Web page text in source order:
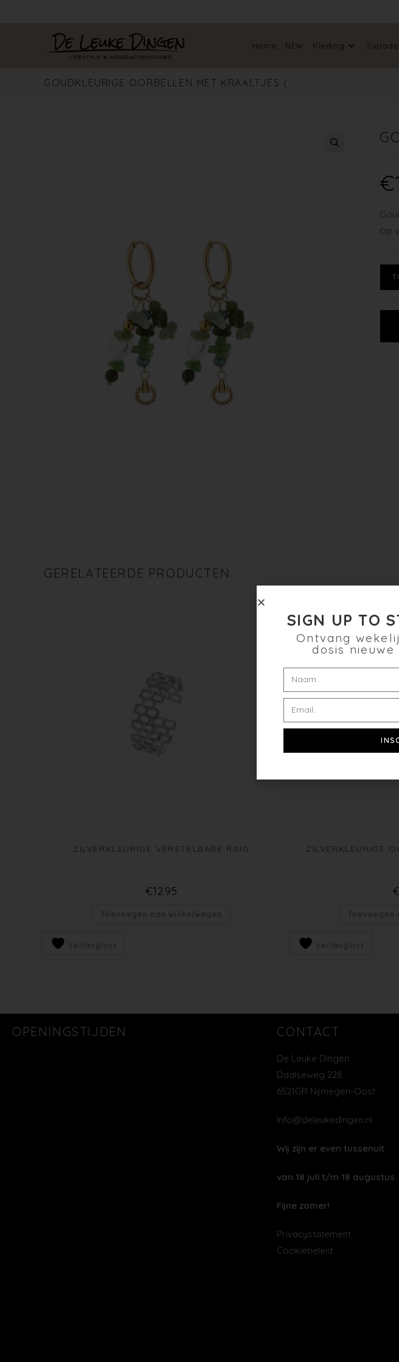
Home NEW Kleding
GOUDKLEURIGE OORBELLEN MET KRAALTJES (
€
Op
GERELATEERDE PRODUCTEN
ZILVERKLEURIGE VERSTELBARE RING
€12.95
Toevoegen aan winkelwagen
Verlanglijst
ZILVERKLEURIGE
€
Toevoegen
Verlanglijst
OPENINGSTIJDEN CONTACT
De Leuke Dingen
Daalseweg 228
6521GR Nijmegen-Oost
Info@deleukedingen.nl
Wij zijn er even tussenuit
van 18 juli t/m 18 augustus
Fijne zomer!
Privacystatement
Cookiebeleid
SIGN UP TO
Ontvang
dosis